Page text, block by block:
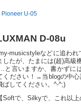
Pioneer U-05
D-08u
musicstyleなどに追わ
したが、たまには(超)高級
と言いますか、書かずに
ください！→当blogの中
ばしてください。^-^;)
【Softで、Silkyで、これ以